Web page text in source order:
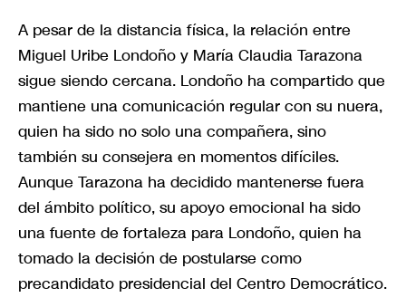
A pesar de la distancia física, la relación entre
Miguel Uribe Londoño y María Claudia Tarazona
sigue siendo cercana. Londoño ha compartido que
mantiene una comunicación regular con su nuera,
quien ha sido no solo una compañera, sino
también su consejera en momentos difíciles.
Aunque Tarazona ha decidido mantenerse fuera
del ámbito político, su apoyo emocional ha sido
una fuente de fortaleza para Londoño, quien ha
tomado la decisión de postularse como
precandidato presidencial del Centro Democrático.